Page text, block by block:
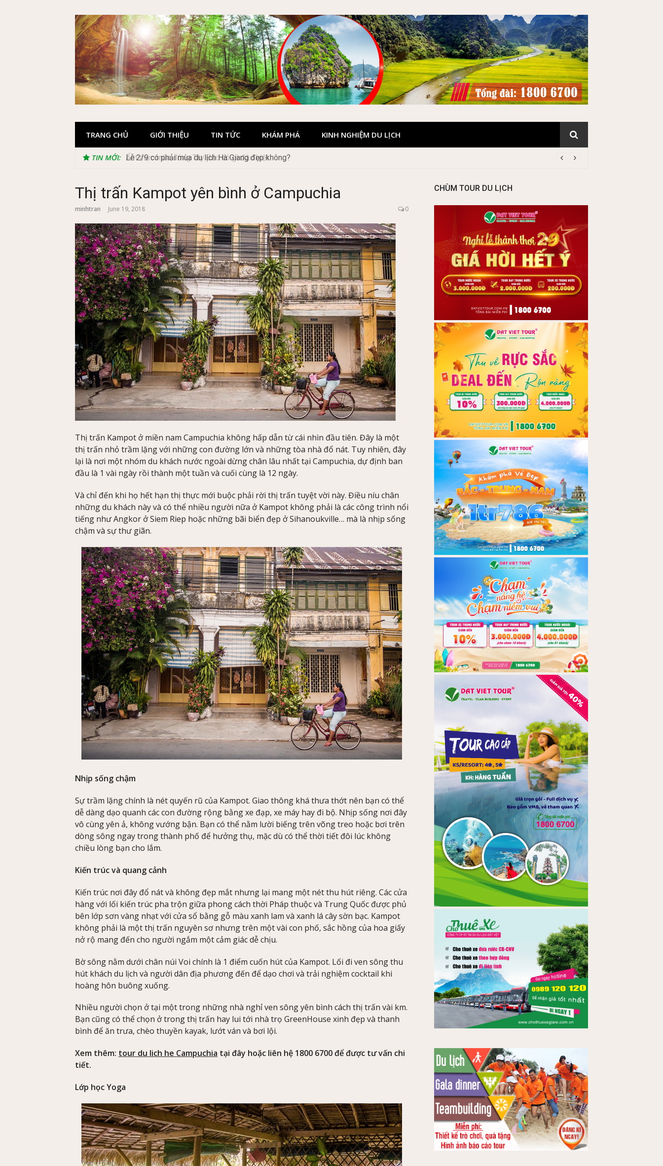
TRANG CHỦ GIỚI THIỆU TIN TỨC KHÁM PHÁ KINH NGHIỆM DU LỊCH
TIN MỚI: Lễ 2/9 có phải mùa du lịch Hà Giang đẹp không?
Thị trấn Kampot yên bình ở Campuchia
minhtran June 19, 2018 0
Thị trấn Kampot ở miền nam Campuchia không hấp dẫn từ cái nhìn đầu tiên. Đây là một
thị trấn nhỏ trầm lặng với những con đường lớn và những tòa nhà đổ nát. Tuy nhiên, đây
lại là nơi một nhóm du khách nước ngoài dừng chân lâu nhất tại Campuchia, dự định ban
đầu là 1 vài ngày rồi thành một tuần và cuối cùng là 12 ngày.
Và chỉ đến khi họ hết hạn thị thực mới buộc phải rời thị trấn tuyệt vời này. Điều níu chân
những du khách này và có thể nhiều người nữa ở Kampot không phải là các công trình nổi
tiếng như Angkor ở Siem Riep hoặc những bãi biển đẹp ở Sihanoukville… mà là nhịp sống
chậm và sự thư giãn.
Nhịp sống chậm
Sự trầm lặng chính là nét quyến rũ của Kampot. Giao thông khá thưa thớt nên bạn có thể
dễ dàng dạo quanh các con đường rộng bằng xe đạp, xe máy hay đi bộ. Nhịp sống nơi đây
vô cùng yên ả, không vướng bận. Bạn có thể nằm lười biếng trên võng treo hoặc bơi trên
dòng sông ngay trong thành phố để hưởng thụ, mặc dù có thể thời tiết đôi lúc không
chiều lòng bạn cho lắm.
Kiến trúc và quang cảnh
Kiến trúc nơi đây đổ nát và không đẹp mắt nhưng lại mang một nét thu hút riêng. Các cửa
hàng với lối kiến trúc pha trộn giữa phong cách thời Pháp thuộc và Trung Quốc được phủ
bên lớp sơn vàng nhạt với cửa sổ bằng gỗ màu xanh lam và xanh lá cây sờn bạc. Kampot
không phải là một thị trấn nguyên sơ nhưng trên một vài con phố, sắc hồng của hoa giấy
nở rộ mang đến cho người ngắm một cảm giác dễ chịu.
Bờ sông nằm dưới chân núi Voi chính là 1 điểm cuốn hút của Kampot. Lối đi ven sông thu
hút khách du lịch và người dân địa phương đến để dạo chơi và trải nghiệm cocktail khi
hoàng hôn buông xuống.
Nhiều người chọn ở tại một trong những nhà nghỉ ven sông yên bình cách thị trấn vài km.
Bạn cũng có thể chọn ở trong thị trấn hay lui tới nhà trọ GreenHouse xinh đẹp và thanh
bình để ăn trưa, chèo thuyền kayak, lướt ván và bơi lội.
Xem thêm: tour du lich he Campuchia tại đây hoặc liên hệ 1800 6700 để được tư vấn chi
tiết.
Lớp học Yoga
CHÙM TOUR DU LỊCH